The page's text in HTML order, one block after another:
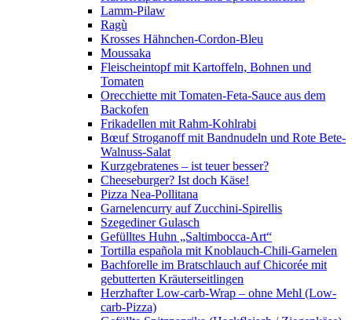
Lamm-Pilaw
Ragù
Krosses Hähnchen-Cordon-Bleu
Moussaka
Fleischeintopf mit Kartoffeln, Bohnen und
Tomaten
Orecchiette mit Tomaten-Feta-Sauce aus dem
Backofen
Frikadellen mit Rahm-Kohlrabi
Bœuf Stroganoff mit Bandnudeln und Rote Bete-
Walnuss-Salat
Kurzgebratenes – ist teuer besser?
Cheeseburger? Ist doch Käse!
Pizza Nea-Pollitana
Garnelencurry auf Zucchini-Spirellis
Szegediner Gulasch
Gefülltes Huhn „Saltimbocca-Art“
Tortilla española mit Knoblauch-Chili-Garnelen
Bachforelle im Bratschlauch auf Chicorée mit
gebutterten Kräuterseitlingen
Herzhafter Low-carb-Wrap – ohne Mehl (Low-
carb-Pizza)